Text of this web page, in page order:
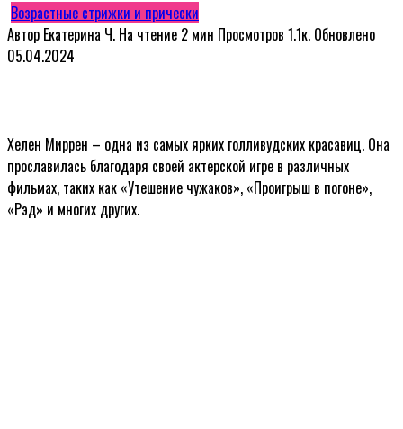
Возрастные стрижки и прически
Автор Екатерина Ч. На чтение 2 мин Просмотров 1.1к. Обновлено
05.04.2024
Хелен Миррен – одна из самых ярких голливудских красавиц. Она
прославилась благодаря своей актерской игре в различных
фильмах, таких как «Утешение чужаков», «Проигрыш в погоне»,
«Рэд» и многих других.